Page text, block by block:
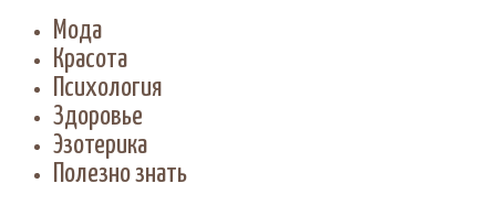
Мода
Красота
Психология
Здоровье
Эзотерика
Полезно знать